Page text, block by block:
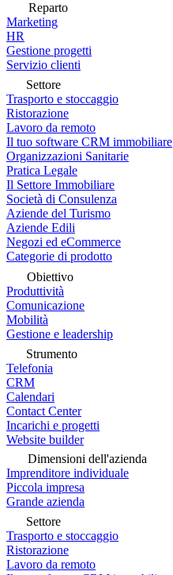
Reparto
Marketing
HR
Gestione progetti
Servizio clienti
Settore
Trasporto e stoccaggio
Ristorazione
Lavoro da remoto
Il tuo software CRM immobiliare
Organizzazioni Sanitarie
Pratica Legale
Il Settore Immobiliare
Società di Consulenza
Aziende del Turismo
Aziende Edili
Negozi ed eCommerce
Categorie di prodotto
Obiettivo
Produttività
Comunicazione
Mobilità
Gestione e leadership
Strumento
Telefonia
CRM
Calendari
Contact Center
Incarichi e progetti
Website builder
Dimensioni dell'azienda
Imprenditore individuale
Piccola impresa
Grande azienda
Settore
Trasporto e stoccaggio
Ristorazione
Lavoro da remoto